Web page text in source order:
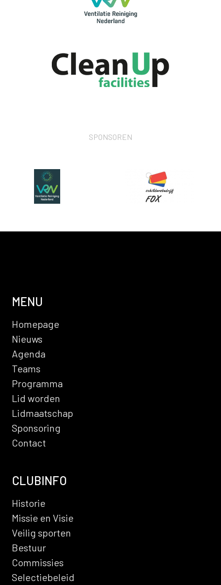
SPONSOREN
MENU
Homepage
Nieuws
Agenda
Teams
Programma
Lid worden
Lidmaatschap
Sponsoring
Contact
CLUBINFO
Historie
Missie en Visie
Veilig sporten
Bestuur
Commissies
Selectiebeleid